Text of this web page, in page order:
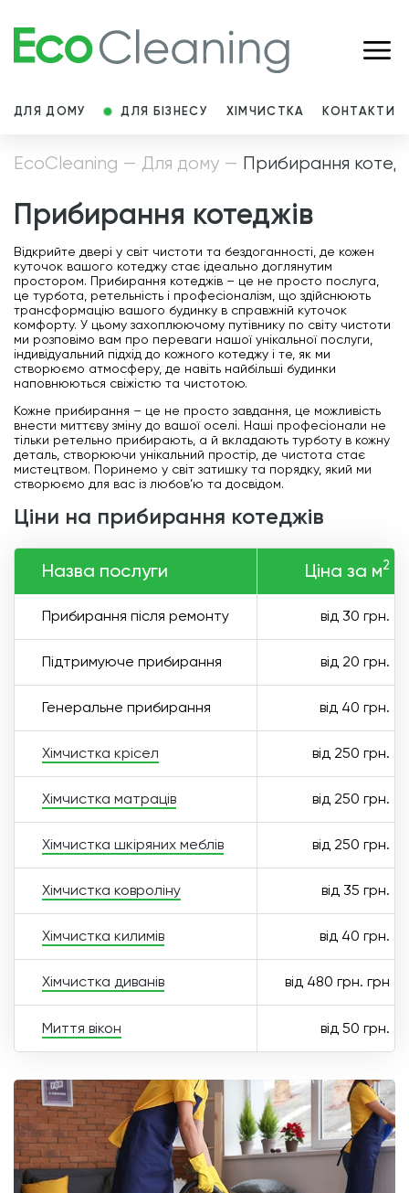
ДЛЯ ДОМУ ДЛЯ БІЗНЕСУ ХІМЧИСТКА КОНТАКТИ
EcoCleaning — Для дому — Прибирання
Прибирання котеджів
Відкрийте двері у світ чистоти та бездоганності, де кожен
куточок вашого котеджу стає ідеально доглянутим
простором. Прибирання котеджів – це не просто послуга,
це турбота, ретельність і професіоналізм, що здійснюють
трансформацію вашого будинку в справжній куточок
комфорту. У цьому захоплюючому путівнику по світу чистоти
ми розповімо вам про переваги нашої унікальної послуги,
індивідуальний підхід до кожного котеджу і те, як ми
створюємо атмосферу, де навіть найбільші будинки
наповнюються свіжістю та чистотою.
Кожне прибирання – це не просто завдання, це можливість
внести миттєву зміну до вашої оселі. Наші професіонали не
тільки ретельно прибирають, а й вкладають турботу в кожну
деталь, створюючи унікальний простір, де чистота стає
мистецтвом. Поринемо у світ затишку та порядку, який ми
створюємо для вас із любов’ю та досвідом.
ціни на прибирання котеджів
Назва послуги Ціна за м2
Прибирання після ремонту від 30 грн.
Підтримуюче прибирання від 20 грн.
Генеральне прибирання від 40 грн.
Хімчистка крісел від 250 грн.
Хімчистка матраців від 250 грн.
Хімчистка шкіряних меблів від 250 грн.
Хімчистка ковроліну від 35 грн.
Хімчистка килимів від 40 грн.
Хімчистка диванів від 480 грн. грн
Миття вікон від 50 грн.